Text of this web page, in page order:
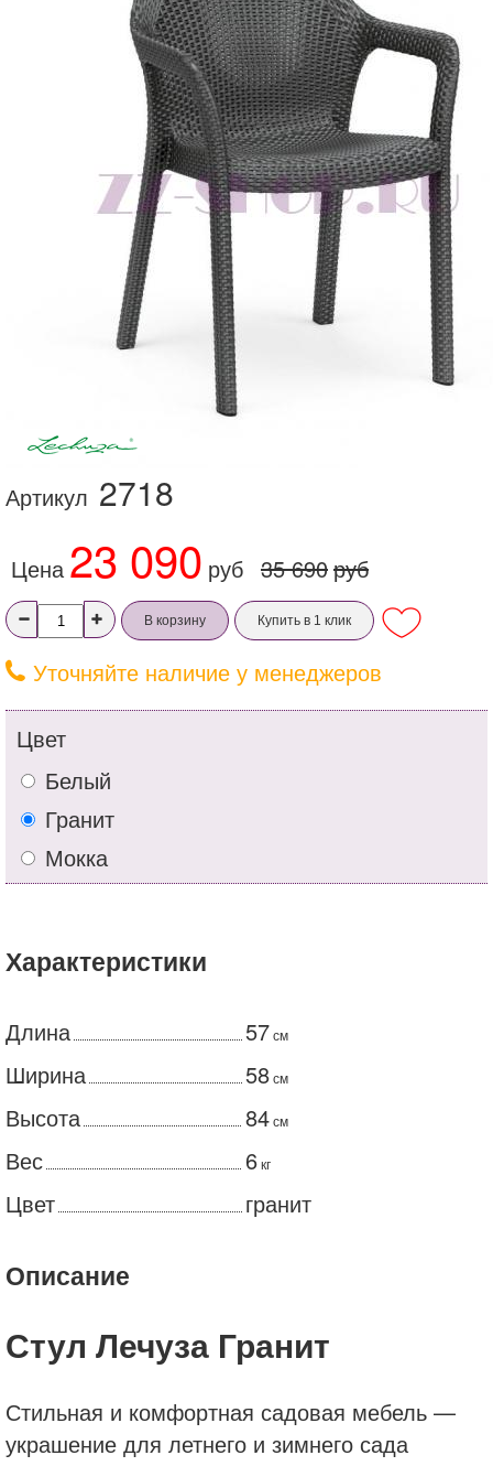
Артикул 2718
Цена 23 090 руб 35 690руб
В корзину Купить в 1 клик
Уточняйте наличие у менеджеров
Цвет
Белый
Гранит
Мокка
Характеристики
Длина 57см
Ширина 58см
Высота 84см
Вес 6кг
Цвет гранит
Описание
Стул Лечуза Гранит
Стильная и комфортная садовая мебель —
украшение для летнего и зимнего сада